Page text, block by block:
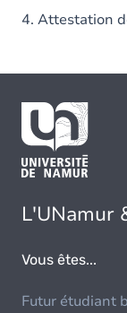
4. Attestation
L'UNamur
Vous êtes...
Futur étudiant